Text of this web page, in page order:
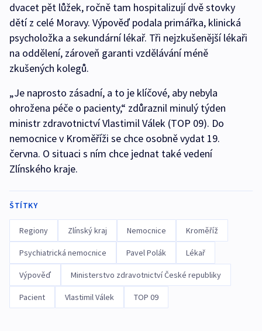
dvacet pět lůžek, ročně tam hospitalizují dvě stovky
dětí z celé Moravy. Výpověď podala primářka, klinická
psycholožka a sekundární lékař. Tři nejzkušenější lékaři
na oddělení, zároveň garanti vzdělávání méně
zkušených kolegů.
„Je naprosto zásadní, a to je klíčové, aby nebyla
ohrožena péče o pacienty,“ zdůraznil minulý týden
ministr zdravotnictví Vlastimil Válek (TOP 09). Do
nemocnice v Kroměříži se chce osobně vydat 19.
června. O situaci s ním chce jednat také vedení
Zlínského kraje.
ŠTÍTKY
Regiony Zlínský kraj Nemocnice Kroměříž
Psychiatrická nemocnice Pavel Polák Lékař
Výpověď Ministerstvo zdravotnictví České republiky
Pacient Vlastimil Válek TOP 09